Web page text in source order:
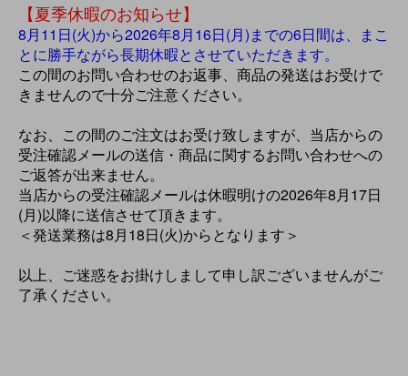
【夏季休暇のお知らせ】
8月11日(火)から2026年8月16日(月)までの6日間は、まこ
とに勝手ながら長期休暇とさせていただきます。
この間のお問い合わせのお返事、商品の発送はお受けで
きませんので十分ご注意ください。
なお、この間のご注文はお受け致しますが、当店からの
受注確認メールの送信・商品に関するお問い合わせへの
ご返答が出来ません。
当店からの受注確認メールは休暇明けの2026年8月17日
(月)以降に送信させて頂きます。
＜発送業務は8月18日(火)からとなります＞
以上、ご迷惑をお掛けしまして申し訳ございませんがご
了承ください。